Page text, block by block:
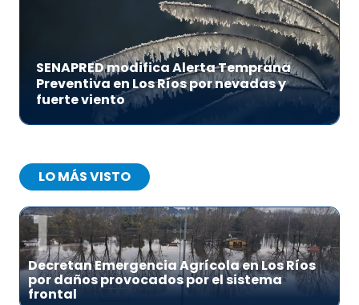
SENAPRED modifica Alerta Temprana
Preventiva en Los Ríos por nevadas y
fuerte viento
LO MÁS VISTO
1
Decretan Emergencia Agrícola en Los Ríos
por daños provocados por el sistema
frontal